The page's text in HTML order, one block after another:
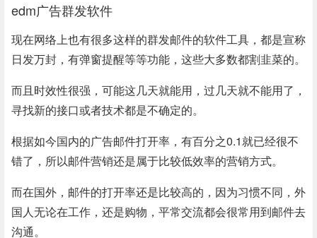
edm广告群发软件
现在网络上也有很多这样的群发邮件的软件工具 ，都是宣称
日发万封，有弹窗提醒等等功能 ，这些大多数都割韭菜的。
而且时效性很强，可能这几天就能用，过几天就不能用了，
寻找新的接口或者技术都是不确定的。
根据如今国内的广告邮件打开率，有百分之0.1就已经很不
错了，所以邮件营销还是属于比较低效率的营销方式。
而在国外，邮件的打开率还是比较高的，因为习惯不同，外
国人无论在工作，还是购物，平常交流都会很常用到邮件去
沟通。